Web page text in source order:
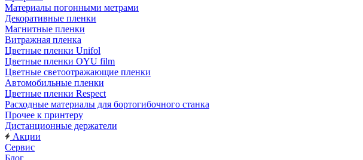
Материалы погонными метрами
Декоративные пленки
Магнитные пленки
Витражная пленка
Цветные пленки Unifol
Цветные пленки OYU film
Цветные светоотражающие пленки
Автомобильные пленки
Цветные пленки Respect
Расходные материалы для бортогибочного станка
Прочее к принтеру
Дистанционные держатели
Акции
Сервис
Блог